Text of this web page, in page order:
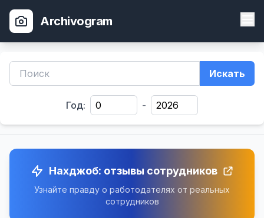
Archivogram
Искать
Год: -
Нахджоб: отзывы сотрудников
Узнайте правду о работодателях от реальных
сотрудников